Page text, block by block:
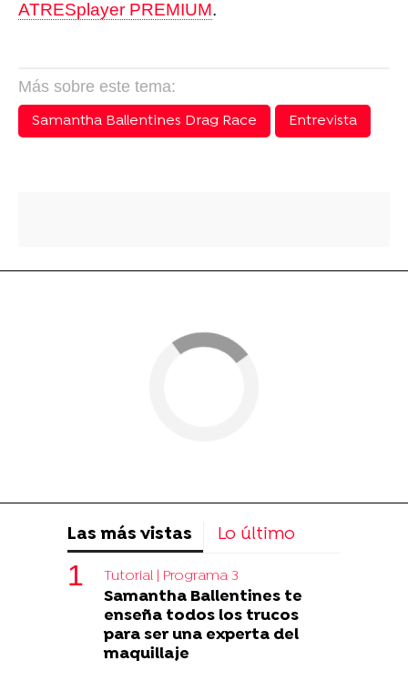
ATRESplayer PREMIUM.
Más sobre este tema:
Samantha Ballentines Drag Race
Entrevista
Las más vistas Lo último
Tutorial | Programa 3
Samantha Ballentines te
enseña todos los trucos
para ser una experta del
maquillaje